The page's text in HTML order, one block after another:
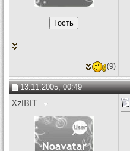
(9)
13.11.2005, 00:49
XziBiT_